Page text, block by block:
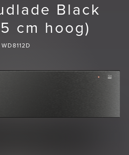
Black
cm hoog)
WD8112D